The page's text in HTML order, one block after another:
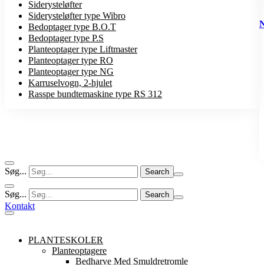
Siderysteløfter
Siderysteløfter type Wibro
Bedoptager type B.O.T
Bedoptager type P.S
Planteoptager type Liftmaster
Planteoptager type RO
Planteoptager type NG
Karruselvogn, 2-hjulet
Rasspe bundtemaskine type RS 312
Søg...
Søg...
Kontakt
PLANTESKOLER
Planteoptagere
Bedharve Med Smuldretromle